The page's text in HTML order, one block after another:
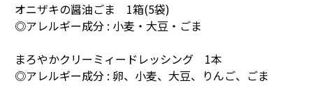
オニザキの醤油ごま 1箱(5袋)
◎アレルギー成分 : 小麦・大豆・ごま
まろやかクリーミィードレッシング 1本
◎アレルギー成分 : 卵、小麦、大豆、りんご、ごま